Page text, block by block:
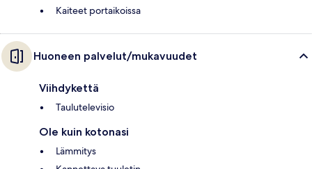
Kaiteet portaikoissa
Huoneen palvelut/mukavuudet
Viihdykettä
Taulutelevisio
Ole kuin kotonasi
Lämmitys